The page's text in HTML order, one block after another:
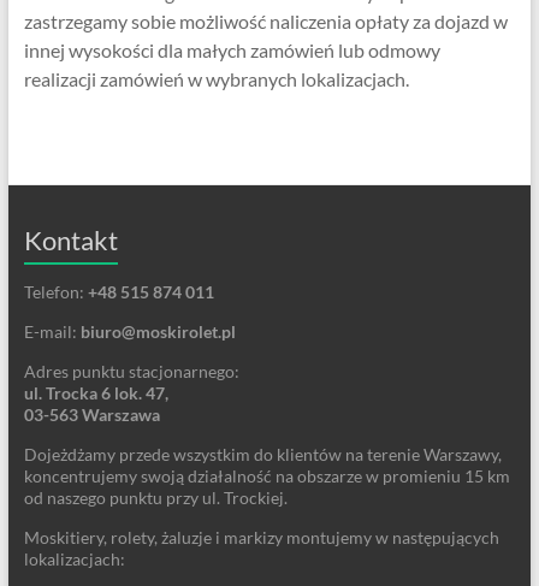
zastrzegamy sobie możliwość naliczenia opłaty za dojazd w
innej wysokości dla małych zamówień lub odmowy
realizacji zamówień w wybranych lokalizacjach.
Kontakt
Telefon: +48 515 874 011
E-mail: biuro@moskirolet.pl
Adres punktu stacjonarnego:
ul. Trocka 6 lok. 47,
03-563 Warszawa
Dojeżdżamy przede wszystkim do klientów na terenie Warszawy,
koncentrujemy swoją działalność na obszarze w promieniu 15 km
od naszego punktu przy ul. Trockiej.
Moskitiery, rolety, żaluzje i markizy montujemy w następujących
lokalizacjach: